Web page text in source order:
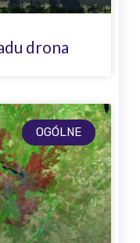
drona
OGÓLNE